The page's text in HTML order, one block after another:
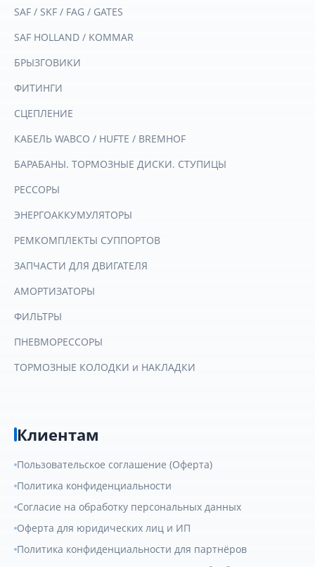
SAF / SKF / FAG / GATES
SAF HOLLAND / KOMMAR
БРЫЗГОВИКИ
ФИТИНГИ
СЦЕПЛЕНИЕ
КАБЕЛЬ WABCO / HUFTE / BREMHOF
БАРАБАНЫ. ТОРМОЗНЫЕ ДИСКИ. СТУПИЦЫ
РЕССОРЫ
ЭНЕРГОАККУМУЛЯТОРЫ
РЕМКОМПЛЕКТЫ СУППОРТОВ
ЗАПЧАСТИ ДЛЯ ДВИГАТЕЛЯ
АМОРТИЗАТОРЫ
ФИЛЬТРЫ
ПНЕВМОРЕССОРЫ
ТОРМОЗНЫЕ КОЛОДКИ и НАКЛАДКИ
Клиентам
Пользовательское соглашение (Оферта)
Политика конфиденциальности
Согласие на обработку персональных данных
Оферта для юридических лиц и ИП
Политика конфиденциальности для партнёров